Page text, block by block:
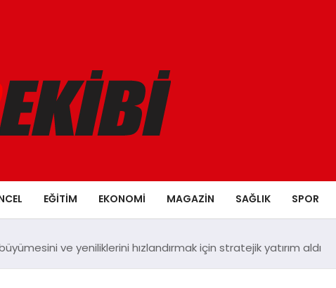
EĞITIM EKONOMI MAGAZIN SAĞLIK SPOR
ve yeniliklerini hızlandırmak için stratejik yatırım aldı